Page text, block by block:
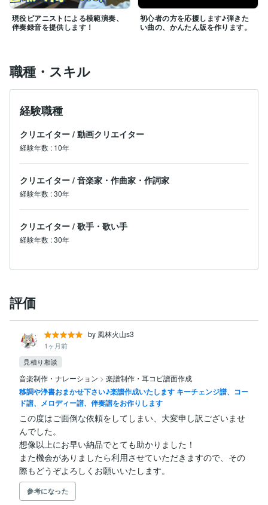
現役ピアニストによる模範演奏、
伴奏録音を提供します！
初心者の方を応援します♪弾きた
い曲の、かんたん版を作ります。
職種・スキル
経験職種
クリエイター / 動画クリエイター
経験年数 : 10年
クリエイター / 音楽家・作曲家・作詞家
経験年数 :30年
クリエイター / 歌手・歌い手
経験年数 :30年
評価
by 風林火山s3
1ヶ月前
見積り相談
音楽制作・ナレーション > 楽譜制作・耳コピ譜面作成
移調や浄書おまかせ下さい♪楽譜作成いたします キーチェンジ譜、コー
ド譜、メロディー譜、伴奏譜をお作りします
この度はご面倒な依頼をしてしまい、大変申し訳ございませ
んでした。
想像以上にお早い納品でとても助かりました！
また機会がありましたら利用させていただきますので、その
際もどうぞよろしくお願いいたします。
参考になった